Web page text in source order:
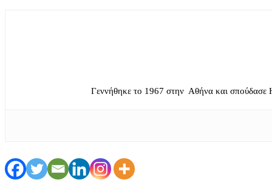
Γεννήθηκε το 1967 στην Αθήνα και σπούδασε